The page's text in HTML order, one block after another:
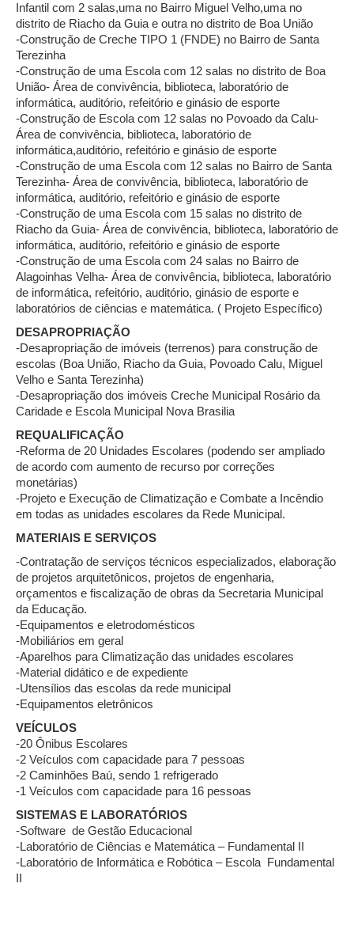
Infantil com 2 salas,uma no Bairro Miguel Velho,uma no
distrito de Riacho da Guia e outra no distrito de Boa União
-Construção de Creche TIPO 1 (FNDE) no Bairro de Santa
Terezinha
-Construção de uma Escola com 12 salas no distrito de Boa
União- Área de convivência, biblioteca, laboratório de
informática, auditório, refeitório e ginásio de esporte
-Construção de Escola com 12 salas no Povoado da Calu-
Área de convivência, biblioteca, laboratório de
informática,auditório, refeitório e ginásio de esporte
-Construção de uma Escola com 12 salas no Bairro de Santa
Terezinha- Área de convivência, biblioteca, laboratório de
informática, auditório, refeitório e ginásio de esporte
-Construção de uma Escola com 15 salas no distrito de
Riacho da Guia- Área de convivência, biblioteca, laboratório de
informática, auditório, refeitório e ginásio de esporte
-Construção de uma Escola com 24 salas no Bairro de
Alagoinhas Velha- Área de convivência, biblioteca, laboratório
de informática, refeitório, auditório, ginásio de esporte e
laboratórios de ciências e matemática. ( Projeto Específico)
DESAPROPRIAÇÃO
-Desapropriação de imóveis (terrenos) para construção de
escolas (Boa União, Riacho da Guia, Povoado Calu, Miguel
Velho e Santa Terezinha)
-Desapropriação dos imóveis Creche Municipal Rosário da
Caridade e Escola Municipal Nova Brasilia
REQUALIFICAÇÃO
-Reforma de 20 Unidades Escolares (podendo ser ampliado
de acordo com aumento de recurso por correções
monetárias)
-Projeto e Execução de Climatização e Combate a Incêndio
em todas as unidades escolares da Rede Municipal.
MATERIAIS E SERVIÇOS
-Contratação de serviços técnicos especializados, elaboração
de projetos arquitetônicos, projetos de engenharia,
orçamentos e fiscalização de obras da Secretaria Municipal
da Educação.
-Equipamentos e eletrodomésticos
-Mobiliários em geral
-Aparelhos para Climatização das unidades escolares
-Material didático e de expediente
-Utensílios das escolas da rede municipal
-Equipamentos eletrônicos
VEÍCULOS
-20 Ônibus Escolares
-2 Veículos com capacidade para 7 pessoas
-2 Caminhões Baú, sendo 1 refrigerado
-1 Veículos com capacidade para 16 pessoas
SISTEMAS E LABORATÓRIOS
-Software de Gestão Educacional
-Laboratório de Ciências e Matemática – Fundamental II
-Laboratório de Informática e Robótica – Escola Fundamental
II